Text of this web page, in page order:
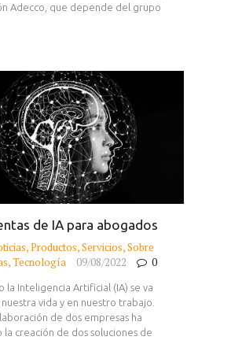
Adecco, que depende del grupo
de IA para abogados
,Productos,Servicios,Sobre
,Tecnología 09/08/2022 0
la Inteligencia Artificial (IA) se va
vida y en nuestro trabajo.
de dos empresas ha
la creación de dos soluciones de